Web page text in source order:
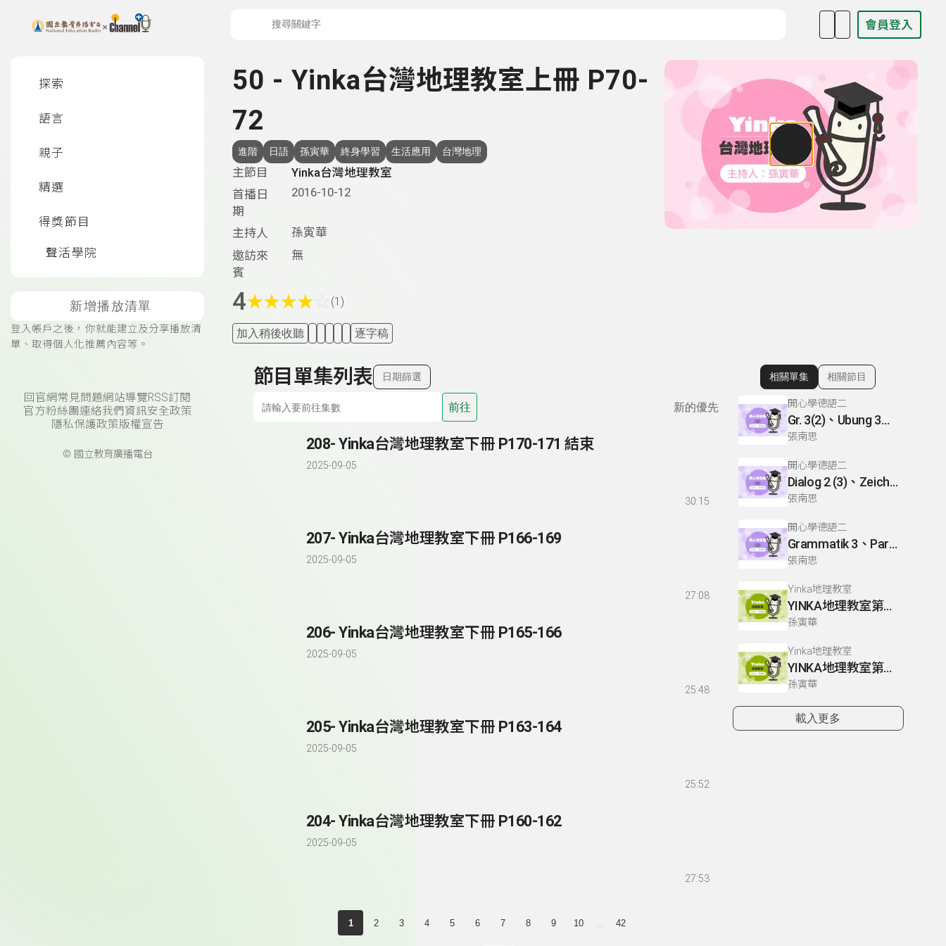
上方功能區塊 會員登入
探索
語言
親子
精選
得獎節目
聲活學院
新增播放清單
登入帳戶之後，你就能建立及分享播放清
單、取得個人化推薦內容等。
回官網常見問題網站導覽RSS訂閱
官方粉絲團連絡我們 資訊安全政策
隱私保護政策版權宣告
© 國立教育廣播電台
50 - Yinka台灣地理教室上冊 P70-
72
進階 日語 孫寅華 終身學習 生活應用 台灣地理
主節目
Yinka台灣地理教室
首播日
期
2016-10-12
主持人
孫寅華
邀訪來
賓
無
4★★★★ (1)
加入稍後收聽 逐字稿
節目單集列表 日期篩選
前往 新的優先
208- Yinka台灣地理教室下冊 P170-171 結束
2025-09-05
30:15
207- Yinka台灣地理教室下冊 P166-169
2025-09-05
27:08
206- Yinka台灣地理教室下冊 P165-166
2025-09-05
25:48
205- Yinka台灣地理教室下冊 P163-164
2025-09-05
25:52
204- Yinka台灣地理教室下冊 P160-162
2025-09-05
27:53
1 2 3 4 5 6 7 8 9 10 42
顯示相關單集
相關單集 相關節目
開心學德語二
Gr. 3(2)、Ubung 3、Gr. 2(1)
張南思
開心學德語二
Dialog 2 (3)、Zeichnen: einen Mann、Lesetext 1(1)
張南思
開心學德語二
Grammatik 3、Partnerubungen Nr. 1, 3、Dialog 2(1)
張南思
Yinka地理教室
YINKA地理教室第一冊 P22-26
孫寅華
Yinka地理教室
YINKA地理教室第一冊 P4-5
孫寅華
載入更多